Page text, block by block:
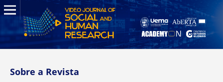
Sobre a Revista